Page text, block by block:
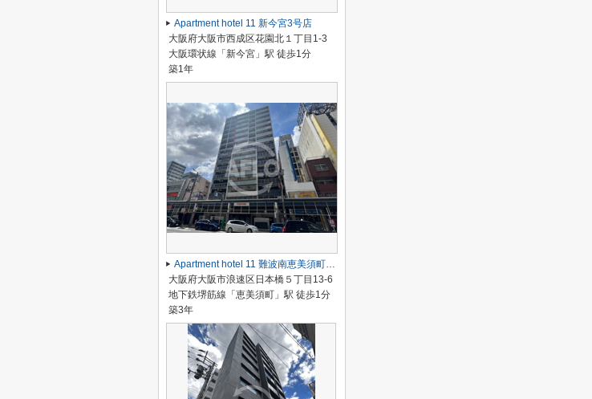
Apartment hotel 11 新今宮3号店
大阪府大阪市西成区花園北１丁目1-3
大阪環状線「新今宮」駅 徒歩1分
築1年
Apartment hotel 11 難波南恵美須町駅前店
大阪府大阪市浪速区日本橋５丁目13-6
地下鉄堺筋線「恵美須町」駅 徒歩1分
築3年